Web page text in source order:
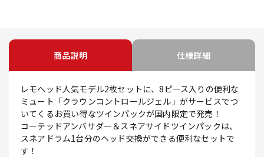
商品説明 仕様詳細
レモヘッド人気モデル2枚セットに、8ピース入りの便利な
ミュート「クラウンコントロールジェル」がサービスでつ
いてくるお買い得なツインパックが国内限定で発売！
コーテッドアンバサダー＆スネアサイドツインパックは、
スネアドラム1台分のヘッド交換ができる便利なセットで
す！